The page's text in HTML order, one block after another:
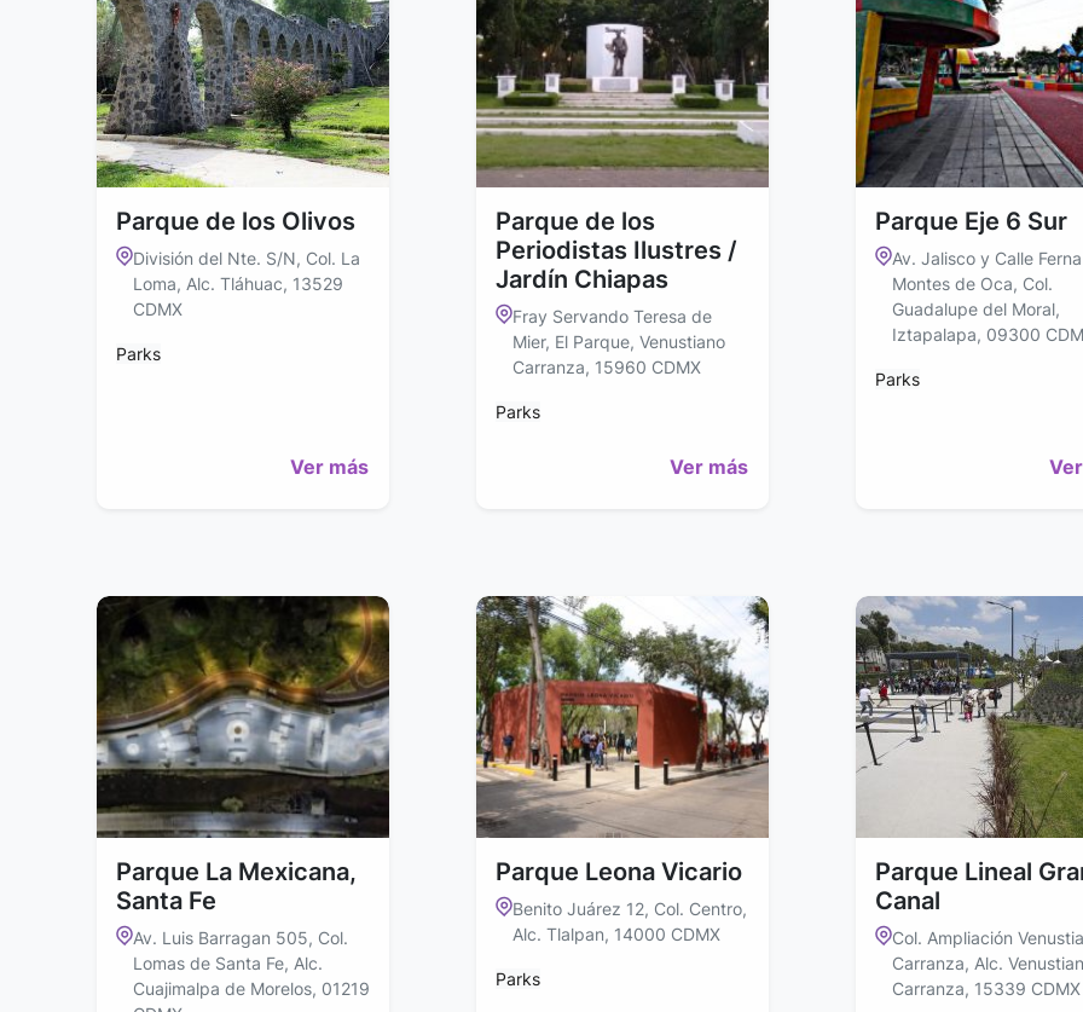
Parque de los Olivos
División del Nte. S/N, Col. La
Loma, Alc. Tláhuac, 13529
CDMX
Parks
Ver más
Parque de los
Periodistas Ilustres /
Jardín Chiapas
Fray Servando Teresa de
Mier, El Parque, Venustiano
Carranza, 15960 CDMX
Parks
Ver más
Parque Eje 6 Sur
Av. Jalisco y Calle
Montes de Oca, Col.
Guadalupe del Moral,
Iztapalapa, 09300
Parks
Parque La Mexicana,
Santa Fe
Av. Luis Barragan 505, Col.
Lomas de Santa Fe, Alc.
Cuajimalpa de Morelos, 01219
Parque Leona Vicario
Benito Juárez 12, Col. Centro,
Alc. Tlalpan, 14000 CDMX
Parks
Parque Lineal
Canal
Col. Ampliación
Carranza, Alc.
Carranza, 15339 CDMX